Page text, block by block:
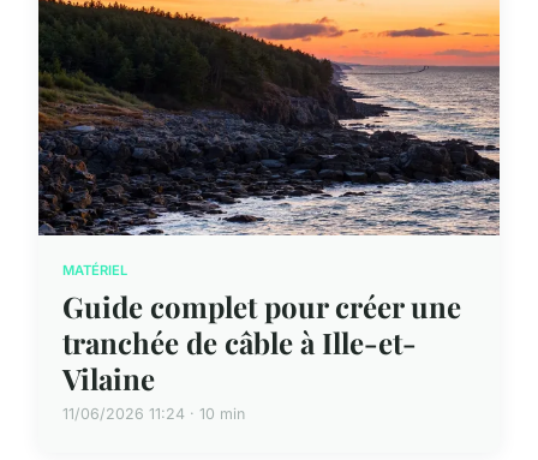
MATÉRIEL
Guide complet pour créer une
tranchée de câble à Ille-et-
Vilaine
11/06/2026 11:24 · 10 min